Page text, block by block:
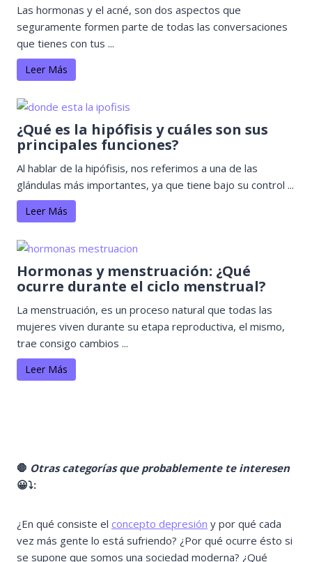
Las hormonas y el acné, son dos aspectos que
seguramente formen parte de todas las conversaciones
que tienes con tus ...
Leer Más
¿Qué es la hipófisis y cuáles son sus
principales funciones?
Al hablar de la hipófisis, nos referimos a una de las
glándulas más importantes, ya que tiene bajo su control ...
Leer Más
Hormonas y menstruación: ¿Qué
ocurre durante el ciclo menstrual?
La menstruación, es un proceso natural que todas las
mujeres viven durante su etapa reproductiva, el mismo,
trae consigo cambios ...
Leer Más
🛑 Otras categorías que probablemente te interesen
😀⤵️:
¿En qué consiste el concepto depresión y por qué cada
vez más gente lo está sufriendo? ¿Por qué ocurre ésto si
se supone que somos una sociedad moderna? ¿Qué